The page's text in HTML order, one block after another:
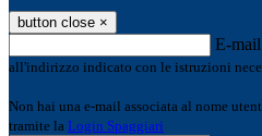
button close ×
E-mail
all'indirizzo indicato con le istruzioni
Non hai una e-mail associata al nome
tramite la Login Spaggiari